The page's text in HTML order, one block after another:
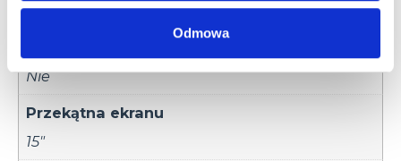
Odmowa
240 GB (SSD)
Nie
Przekątna ekranu
15"